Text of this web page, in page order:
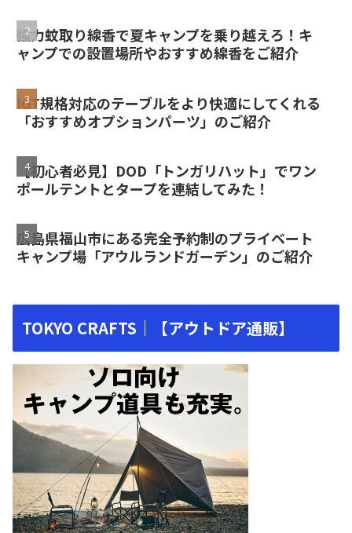
強力蚊取り線香で夏キャンプを乗り越えろ！キ
ャンプでの設置場所やおすすめ線香をご紹介
IGT規格対応のテーブルをより快適にしてくれる
「おすすめオプションパーツ」のご紹介
【初心者必見】DOD「トンガリハット」でワン
ポールテントとタープを連結してみた！
広島県福山市にある完全予約制のプライベート
キャンプ場「アウルランドガーデン」のご紹介
TOKYO CRAFTS｜【アウトドア通販】